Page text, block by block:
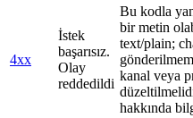
4xx
İstek
başarısız.
Olay
reddedildi
Bu kodla
bir metin
text/plain;
kanal veya
hakkında